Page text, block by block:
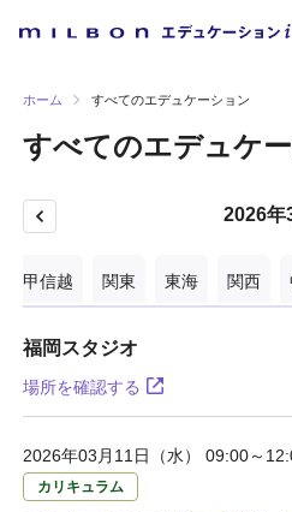
ホーム すべてのエデュケーション
すべてのエデュケ
2026年
・甲信越 関東 東海 関西
福岡スタジオ
場所を確認する
2026年03月11日（水） 09:00～
カリキュラム